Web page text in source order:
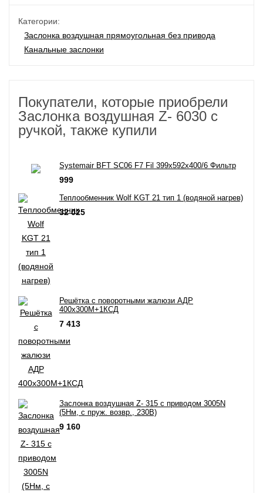
Категории:
Заслонка воздушная прямоугольная без привода
Канальные заслонки
Покупатели, которые приобрели
Заслонка воздушная Z- 6030 с
ручкой, также купили
Systemair BFT SC06 F7 Fil 399x592x400/6 Фильтр
999
Теплообменник Wolf KGT 21 тип 1 (водяной нагрев)
32 025
Решётка с поворотными жалюзи АДР
400х300M+1КСД
7 413
Заслонка воздушная Z- 315 с приводом 3005N
(5Нм, c пруж. возвр., 230В)
9 160